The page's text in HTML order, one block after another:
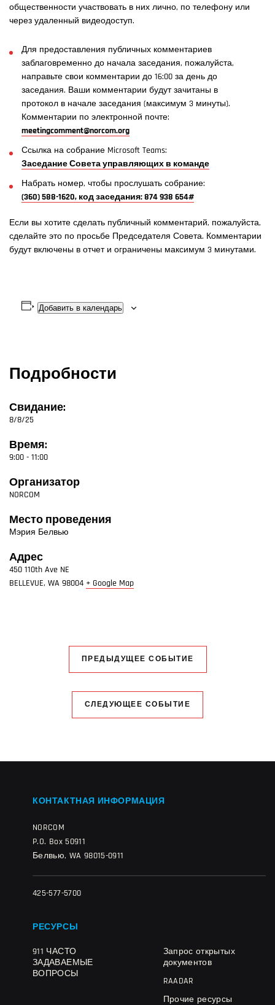
общественности участвовать в них лично, по телефону или
через удаленный видеодоступ.
Для предоставления публичных комментариев
заблаговременно до начала заседания, пожалуйста,
направьте свои комментарии до 16:00 за день до
заседания. Ваши комментарии будут зачитаны в
протокол в начале заседания (максимум 3 минуты).
Комментарии по электронной почте:
meetingcomment@norcom.org
Ссылка на собрание Microsoft Teams:
Заседание Совета управляющих в команде
Набрать номер, чтобы прослушать собрание:
(360) 588-1620, код заседания: 874 938 654#
Если вы хотите сделать публичный комментарий, пожалуйста,
сделайте это по просьбе Председателя Совета. Комментарии
будут включены в отчет и ограничены максимум 3 минутами.
Добавить в календарь
Подробности
Свидание:
8/8/25
Время:
9:00 - 11:00
Организатор
NORCOM
Место проведения
Мэрия Белвью
Адрес
450 110th Ave NE
BELLEVUE, WA 98004 + Google Map
ПРЕДЫДУЩЕЕ СОБЫТИЕ
СЛЕДУЮЩЕЕ СОБЫТИЕ
КОНТАКТНАЯ ИНФОРМАЦИЯ
NORCOM
P.O. Box 50911
Белвью, WA 98015-0911
425-577-5700
РЕСУРСЫ
911 ЧАСТО
ЗАДАВАЕМЫЕ
ВОПРОСЫ
Запрос открытых
документов
RAADAR
Прочие ресурсы